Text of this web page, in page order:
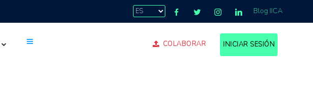
Blog IICA
COLABORAR INICIAR SESIÓN